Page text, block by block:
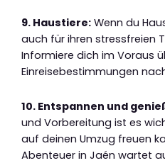
9. Haustiere: Wenn du
auch für ihren stressfreien
Informiere dich im Voraus
Einreisebestimmungen
10. Entspannen und
und Vorbereitung ist es
auf deinen Umzug freuen
Abenteuer in Jaén wartet